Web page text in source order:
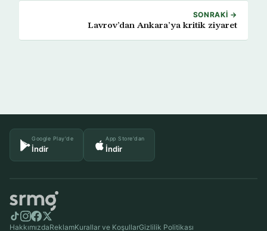
SONRAKI →
Lavrov’dan Ankara’ya kritik ziyaret
Google Play'de
İndir
App Store'dan
İndir
HakkımızdaReklamKurallar ve KoşullarGizlilik Politikası